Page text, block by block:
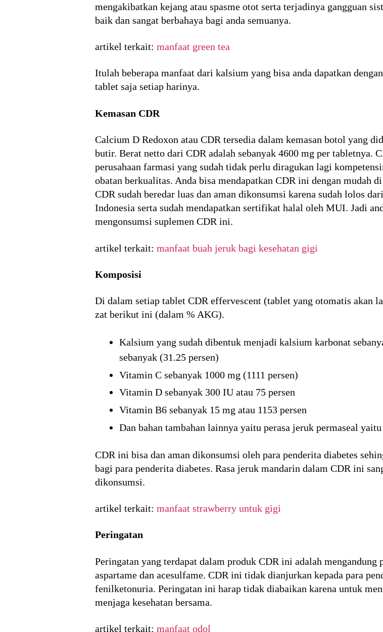
mengakibatkan kejang atau spasme otot serta terjadinya gangguan
baik dan sangat berbahaya bagi anda semuanya.
artikel terkait: manfaat green tea
Itulah beberapa manfaat dari kalsium yang bisa anda dapatkan
tablet saja setiap harinya.
Kemasan CDR
Calcium D Redoxon atau CDR tersedia dalam kemasan botol yang
butir. Berat netto dari CDR adalah sebanyak 4600 mg per tabletnya.
perusahaan farmasi yang sudah tidak perlu diragukan lagi
obatan berkualitas. Anda bisa mendapatkan CDR ini dengan mudah
CDR sudah beredar luas dan aman dikonsumsi karena sudah lolos
Indonesia serta sudah mendapatkan sertifikat halal oleh MUI. Jadi
mengonsumsi suplemen CDR ini.
artikel terkait: manfaat buah jeruk bagi kesehatan gigi
Komposisi
Di dalam setiap tablet CDR effervescent (tablet yang otomatis akan
zat berikut ini (dalam % AKG).
Kalsium yang sudah dibentuk menjadi kalsium karbonat
sebanyak (31.25 persen)
Vitamin C sebanyak 1000 mg (1111 persen)
Vitamin D sebanyak 300 IU atau 75 persen
Vitamin B6 sebanyak 15 mg atau 1153 persen
Dan bahan tambahan lainnya yaitu perasa jeruk permaseal
CDR ini bisa dan aman dikonsumsi oleh para penderita diabetes
bagi para penderita diabetes. Rasa jeruk mandarin dalam CDR ini
dikonsumsi.
artikel terkait: manfaat strawberry untuk gigi
Peringatan
Peringatan yang terdapat dalam produk CDR ini adalah
aspartame dan acesulfame. CDR ini tidak dianjurkan kepada para
fenilketonuria. Peringatan ini harap tidak diabaikan karena untuk
menjaga kesehatan bersama.
artikel terkait: manfaat odol